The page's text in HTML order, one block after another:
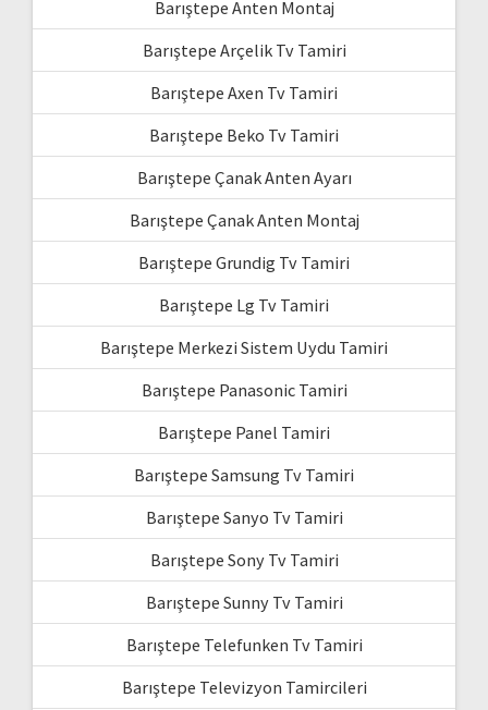
Barıştepe Anten Montaj
Barıştepe Arçelik Tv Tamiri
Barıştepe Axen Tv Tamiri
Barıştepe Beko Tv Tamiri
Barıştepe Çanak Anten Ayarı
Barıştepe Çanak Anten Montaj
Barıştepe Grundig Tv Tamiri
Barıştepe Lg Tv Tamiri
Barıştepe Merkezi Sistem Uydu Tamiri
Barıştepe Panasonic Tamiri
Barıştepe Panel Tamiri
Barıştepe Samsung Tv Tamiri
Barıştepe Sanyo Tv Tamiri
Barıştepe Sony Tv Tamiri
Barıştepe Sunny Tv Tamiri
Barıştepe Telefunken Tv Tamiri
Barıştepe Televizyon Tamircileri